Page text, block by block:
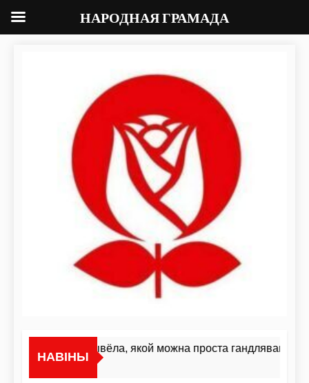
НАВІНЫ
«Я не жывёла, якой можна проста гандляваць»У
НАРОДНАЯ ГРАМАДА